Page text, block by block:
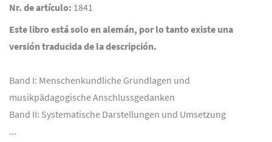
Nr. de artículo: 1841
Este libro está solo en alemán, por lo tanto existe una
versión traducida de la descripción.
Band I: Menschenkundliche Grundlagen und
musikpädagogische Anschlussgedanken
Band II: Systematische Darstellungen und Umsetzung
...